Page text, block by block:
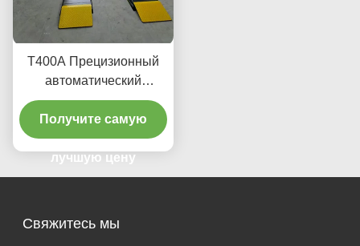
T400A Прецизионный
автоматический
подъемник 380V/220V с
низким профилем
Получите самую
лучшую цену
Свяжитесь мы